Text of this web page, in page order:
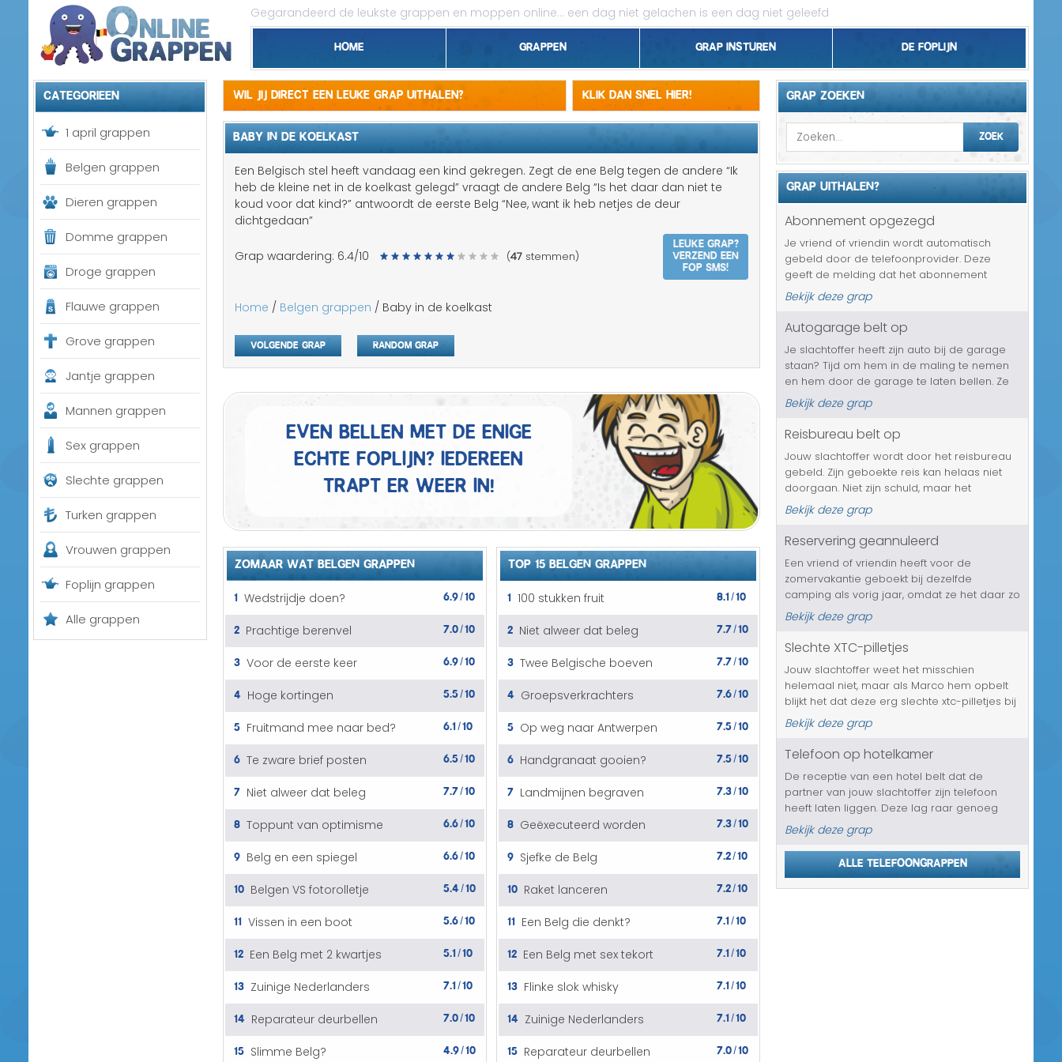
Gegarandeerd de leukste grappen en moppen online... een dag niet gelachen is een dag niet geleefd
Home Grappen
Belgen grappen
Domme grappen
Flauwe grappen
Mannen grappen
Slechte grappen
Grap insturen De foplijn
Bel grappen
Topgrappen
18+ en Relatie
Zakelijk/Studie
Geld/Belasting
Buurt/Gemeente
Pakket/Bestelling
Transport/Verkeer
Kerst/Sinterklaas
Diversen/Andere
Categorieen
1 april grappen
Belgen grappen
Dieren grappen
Domme grappen
Droge grappen
Flauwe grappen
Grove grappen
Jantje grappen
Mannen grappen
Sex grappen
Slechte grappen
Turken grappen
Vrouwen grappen
Foplijn grappen
Alle grappen
Wil jij direct een leuke grap uithalen? Klik dan snel hier!
BABY IN DE KOELKAST
Een Belgisch stel heeft vandaag een kind gekregen. Zegt de ene Belg tegen de andere “Ik
heb de kleine net in de koelkast gelegd” vraagt de andere Belg “Is het daar dan niet te
koud voor dat kind?” antwoordt de eerste Belg “Nee, want ik heb netjes de deur
dichtgedaan”
Grap waardering: 6.4/10 (47 stemmen)
Leuke grap?
Verzend een
fop SMS!
Home / Belgen grappen / Baby in de koelkast
Volgende grap Random grap
Even bellen met de enige
echte foplijn? Iedereen
trapt er weer in!
ZOMAAR WAT BELGEN GRAPPEN
1 Wedstrijdje doen? 6.9/10
2 Prachtige berenvel 7.0/10
3 Voor de eerste keer 6.9/10
4 Hoge kortingen 5.5/10
5 Fruitmand mee naar bed? 6.1/10
6 Te zware brief posten 6.5/10
7 Niet alweer dat beleg 7.7/10
8 Toppunt van optimisme 6.6/10
9 Belg en een spiegel 6.6/10
10 Belgen VS fotorolletje 5.4/10
11 Vissen in een boot 5.6/10
12 Een Belg met 2 kwartjes 5.1/10
13 Zuinige Nederlanders 7.1/10
14 Reparateur deurbellen 7.0/10
15 Slimme Belg? 4.9/10
TOP 15 BELGEN GRAPPEN
1 100 stukken fruit 8.1/10
2 Niet alweer dat beleg 7.7/10
3 Twee Belgische boeven 7.7/10
4 Groepsverkrachters 7.6/10
5 Op weg naar Antwerpen 7.5/10
6 Handgranaat gooien? 7.5/10
7 Landmijnen begraven 7.3/10
8 Geëxecuteerd worden 7.3/10
9 Sjefke de Belg 7.2/10
10 Raket lanceren 7.2/10
11 Een Belg die denkt? 7.1/10
12 Een Belg met sex tekort 7.1/10
13 Flinke slok whisky 7.1/10
14 Zuinige Nederlanders 7.1/10
15 Reparateur deurbellen 7.0/10
GRAP ZOEKEN
ZOEK
GRAP UITHALEN?
Abonnement opgezegd
Je vriend of vriendin wordt automatisch
gebeld door de telefoonprovider. Deze
geeft de melding dat het abonnement
binnen twee uur zal worden opgezegd.
Gelukkig kan hij of zij hier nog van alles aan
doen om het tegen te gaan en normaal is
Bekijk deze grap
Autogarage belt op
Je slachtoffer heeft zijn auto bij de garage
staan? Tijd om hem in de maling te nemen
en hem door de garage te laten bellen. Ze
hebben de mededeling dat het een wel
heel erg dure grap aan het worden is. Want
ze zitten nu al op 1500 euro en ...
Bekijk deze grap
Reisbureau belt op
Jouw slachtoffer wordt door het reisbureau
gebeld. Zijn geboekte reis kan helaas niet
doorgaan. Niet zijn schuld, maar het
reisbureau heeft bij het boeken een fout
gemaakt, waardoor de vakantie waar hij zo
lang naar uit heeft gekeken, niet ...
Bekijk deze grap
Reservering geannuleerd
Een vriend of vriendin heeft voor de
zomervakantie geboekt bij dezelfde
camping als vorig jaar, omdat ze het daar zo
enorm naar hun zin hebben gehad. Maar dit
jaar gaat de reservering niet door. Het wordt
keihard geannuleerd. De reden hierv...
Bekijk deze grap
Slechte XTC-pilletjes
Jouw slachtoffer weet het misschien
helemaal niet, maar als Marco hem opbelt
blijkt het dat deze erg slechte xtc-pilletjes bij
hem heeft gekocht en Marco wil nu zijn geld
terug, Hij gaat al snel over naar schelden en
het wordt allemaal erge...
Bekijk deze grap
Telefoon op hotelkamer
De receptie van een hotel belt dat de
partner van jouw slachtoffer zijn telefoon
heeft laten liggen. Deze lag raar genoeg
tussen het bed... die heeft heel wat uit te
leggen....
Bekijk deze grap
Alle telefoongrappen